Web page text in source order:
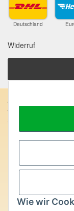
Wie wir
Deutschland
Widerruf
Anschrift:
SteinZeitOase
Frau Karin Philippin
Uhlandstr. 7
Edelsteine und
besondere
ausdrücklich